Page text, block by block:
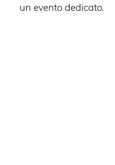
un evento dedicato.